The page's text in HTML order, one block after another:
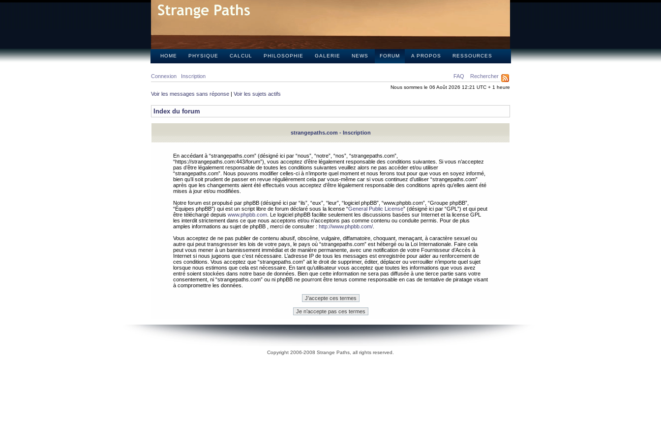
HOME PHYSIQUE CALCUL PHILOSOPHIE GALERIE NEWS FORUM A PROPOS RESSOURCES
FAQ Rechercher
Connexion Inscription
Nous sommes le 06 Août 2026 12:21 UTC + 1 heure
Voir les messages sans réponse | Voir les sujets actifs
Index du forum
strangepaths.com - Inscription
En accédant à “strangepaths.com” (désigné ici par “nous”, “notre”, “nos”, “strangepaths.com”,
“https://strangepaths.com:443/forum”), vous acceptez d’être légalement responsable des conditions suivantes. Si vous n’acceptez
pas d’être légalement responsable de toutes les conditions suivantes veuillez alors ne pas accéder et/ou utiliser
“strangepaths.com”. Nous pouvons modifier celles-ci à n’importe quel moment et nous ferons tout pour que vous en soyez informé,
bien qu’il soit prudent de passer en revue régulièrement cela par vous-même car si vous continuez d’utiliser “strangepaths.com”
après que les changements aient été effectués vous acceptez d’être légalement responsable des conditions après qu’elles aient été
mises à jour et/ou modifiées.
Notre forum est propulsé par phpBB (désigné ici par “ils”, “eux”, “leur”, “logiciel phpBB”, “www.phpbb.com”, “Groupe phpBB”,
“Équipes phpBB”) qui est un script libre de forum déclaré sous la license “General Public License” (désigné ici par “GPL”) et qui peut
être téléchargé depuis www.phpbb.com . Le logiciel phpBB facilite seulement les discussions basées sur Internet et la license GPL
les interdit strictement dans ce que nous acceptons et/ou n’acceptons pas comme contenu ou conduite permis. Pour de plus
amples informations au sujet de phpBB , merci de consulter : http://www.phpbb.com/
Vous acceptez de ne pas publier de contenu abusif, obscène, vulgaire, diffamatoire, choquant, menaçant, à caractère sexuel ou
autre qui peut transgresser les lois de votre pays, le pays où “strangepaths.com” est hébergé ou la Loi Internationale. Faire cela
peut vous mener à un bannissement immédiat et de manière permanente, avec une notification de votre Fournisseur d’Accès à
Internet si nous jugeons que c’est nécessaire. L’adresse IP de tous les messages est enregistrée pour aider au renforcement de
ces conditions. Vous acceptez que “strangepaths.com” ait le droit de supprimer, éditer, déplacer ou verrouiller n’importe quel sujet
lorsque nous estimons que cela est nécessaire. En tant qu’utilisateur vous acceptez que toutes les informations que vous avez
entré soient stockées dans notre base de données. Bien que cette information ne sera pas diffusée à une tierce partie sans votre
consentement, ni “strangepaths.com” ou ni phpBB ne pourront être tenus comme responsable en cas de tentative de piratage visant
à compromettre les données.
Copyright 2006-2008 Strange Paths, all rights reserved.